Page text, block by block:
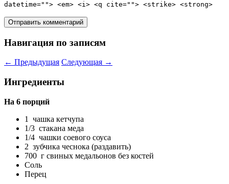
datetime=""> <em> <i> <q cite=""> <strike> <strong>
Навигация по записям
← Предыдущая Следующая →
Ингредиенты
На 6 порций
1 чашка кетчупа
1/3 стакана меда
1/4 чашки соевого соуса
2 зубчика чеснока (раздавить)
700 г свиных медальонов без костей
Соль
Перец